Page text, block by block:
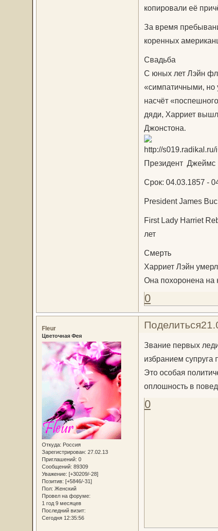
копировали её
За время
коренных
Свадьба
С юных лет Лэйн
«симпатичными, но
насчёт
дяди, Харриет
Джонстона.
Президент Джеймс
Срок: 04.03.1857 -
President James
First Lady Harriet
лет
Смерть
Харриет Лэйн
Она похоронена на
0
Поделиться
Fleur
Цветочная Фея
Откуда: Россия
Зарегистрирован: 27.02.13
Приглашений: 0
Сообщений: 89309
Уважение: [+30209/-28]
Позитив: [+5846/-31]
Пол: Женский
Провел на форуме:
1 год 9 месяцев
Последний визит:
Сегодня 12:35:56
Звание первых
избранием супруга
Это особая
оплошность в
0